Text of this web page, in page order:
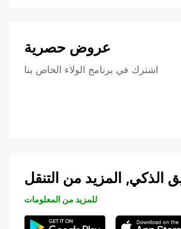
عروض حصرية
اشترك في برنامج الولاء الخاص بنا
الذكي, المزيد من التنقل
للمزيد من المعلومات